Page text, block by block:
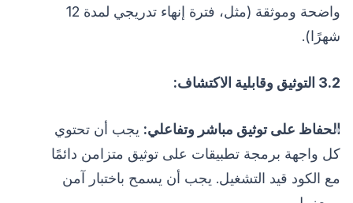
واضحة وموثقة (مثل، فترة إنهاء تدريجي لمدة 12
شهرًا).
3.2 التوثيق وقابلية الاكتشاف:
الحفاظ على توثيق مباشر وتفاعلي: يجب أن تحتوي
كل واجهة برمجة تطبيقات على توثيق متزامن دائمًا
مع الكود قيد التشغيل. يجب أن يسمح باختبار آمن